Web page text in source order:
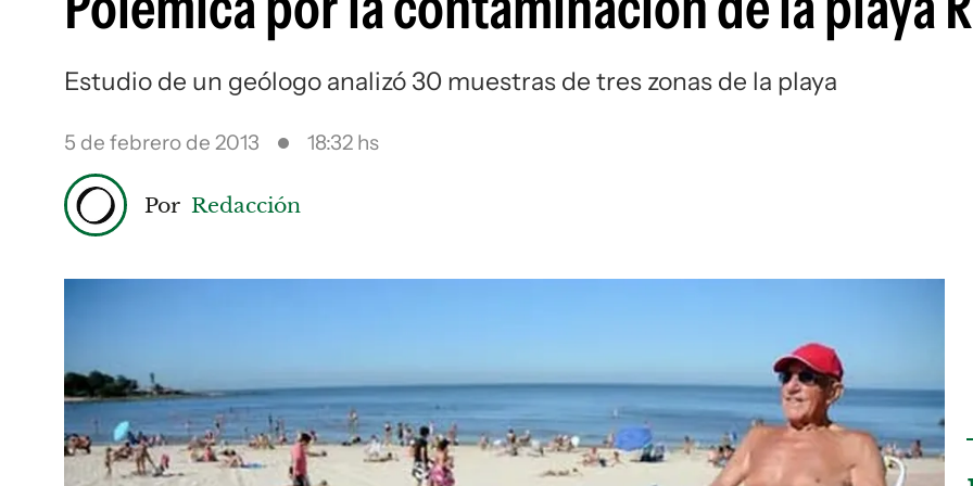
Estudio de un geólogo analizó 30 muestras de tres zonas de la playa
5 de febrero de 2013 18:32 hs
Por Redacción